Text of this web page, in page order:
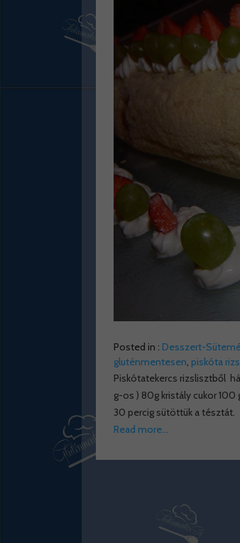
Posted in : Desszert-
gluténmentesen, piskóta
Piskótatekercs rizslisztből
g-os ) 80g kristály cukor
30 percig sütöttük a tésztát.
Read more…